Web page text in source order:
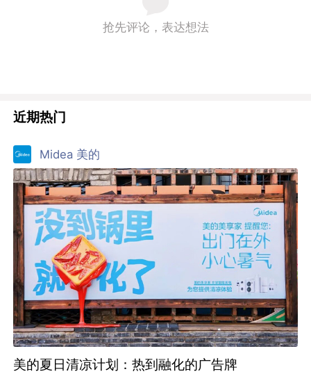
抢先评论，表达想法
近期热门
Midea 美的
美的夏日清凉计划：热到融化的广告牌